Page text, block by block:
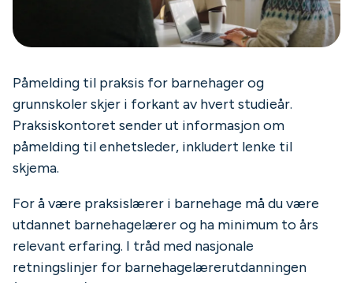
Påmelding til praksis for barnehager og
grunnskoler skjer i forkant av hvert studieår.
Praksiskontoret sender ut informasjon om
påmelding til enhetsleder, inkludert lenke til
skjema.
For å være praksislærer i barnehage må du være
utdannet barnehagelærer og ha minimum to års
relevant erfaring. I tråd med nasjonale
retningslinjer for barnehagelærerutdanningen